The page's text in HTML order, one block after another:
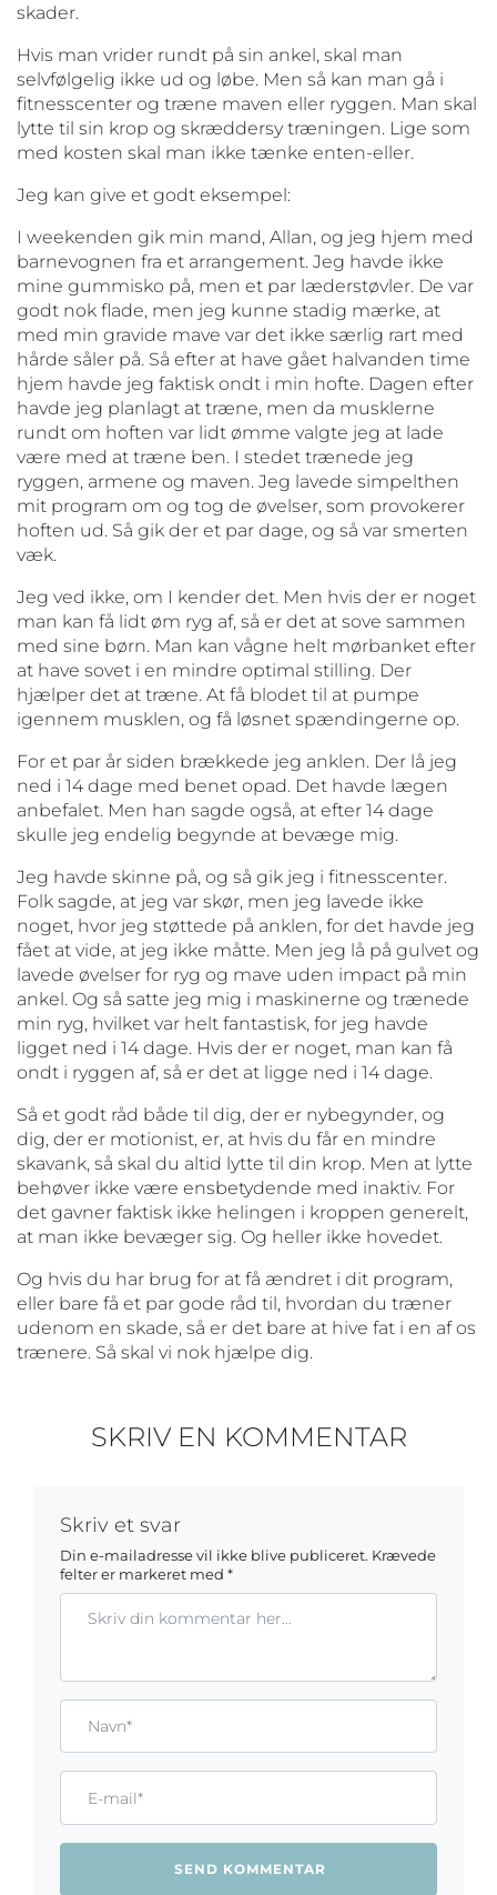
skader.
Hvis man vrider rundt på sin ankel, skal man
selvfølgelig ikke ud og løbe. Men så kan man gå i
fitnesscenter og træne maven eller ryggen. Man skal
lytte til sin krop og skræddersy træningen. Lige som
med kosten skal man ikke tænke enten-eller.
Jeg kan give et godt eksempel:
I weekenden gik min mand, Allan, og jeg hjem med
barnevognen fra et arrangement. Jeg havde ikke
mine gummisko på, men et par læderstøvler. De var
godt nok flade, men jeg kunne stadig mærke, at
med min gravide mave var det ikke særlig rart med
hårde såler på. Så efter at have gået halvanden time
hjem havde jeg faktisk ondt i min hofte. Dagen efter
havde jeg planlagt at træne, men da musklerne
rundt om hoften var lidt ømme valgte jeg at lade
være med at træne ben. I stedet trænede jeg
ryggen, armene og maven. Jeg lavede simpelthen
mit program om og tog de øvelser, som provokerer
hoften ud. Så gik der et par dage, og så var smerten
væk.
Jeg ved ikke, om I kender det. Men hvis der er noget
man kan få lidt øm ryg af, så er det at sove sammen
med sine børn. Man kan vågne helt mørbanket efter
at have sovet i en mindre optimal stilling. Der
hjælper det at træne. At få blodet til at pumpe
igennem musklen, og få løsnet spændingerne op.
For et par år siden brækkede jeg anklen. Der lå jeg
ned i 14 dage med benet opad. Det havde lægen
anbefalet. Men han sagde også, at efter 14 dage
skulle jeg endelig begynde at bevæge mig.
Jeg havde skinne på, og så gik jeg i fitnesscenter.
Folk sagde, at jeg var skør, men jeg lavede ikke
noget, hvor jeg støttede på anklen, for det havde jeg
fået at vide, at jeg ikke måtte. Men jeg lå på gulvet og
lavede øvelser for ryg og mave uden impact på min
ankel. Og så satte jeg mig i maskinerne og trænede
min ryg, hvilket var helt fantastisk, for jeg havde
ligget ned i 14 dage. Hvis der er noget, man kan få
ondt i ryggen af, så er det at ligge ned i 14 dage.
Så et godt råd både til dig, der er nybegynder, og
dig, der er motionist, er, at hvis du får en mindre
skavank, så skal du altid lytte til din krop. Men at lytte
behøver ikke være ensbetydende med inaktiv. For
det gavner faktisk ikke helingen i kroppen generelt,
at man ikke bevæger sig. Og heller ikke hovedet.
Og hvis du har brug for at få ændret i dit program,
eller bare få et par gode råd til, hvordan du træner
udenom en skade, så er det bare at hive fat i en af os
trænere. Så skal vi nok hjælpe dig.
SKRIV EN KOMMENTAR
Skriv et svar
Din e-mailadresse vil ikke blive publiceret. Krævede
felter er markeret med *